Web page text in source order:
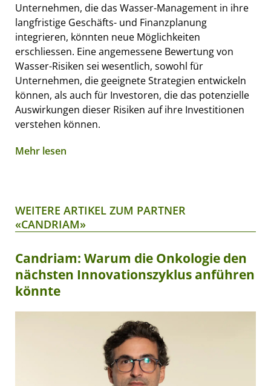
Unternehmen, die das Wasser-Management in ihre
langfristige Geschäfts- und Finanzplanung
integrieren, könnten neue Möglichkeiten
erschliessen. Eine angemessene Bewertung von
Wasser-Risiken sei wesentlich, sowohl für
Unternehmen, die geeignete Strategien entwickeln
können, als auch für Investoren, die das potenzielle
Auswirkungen dieser Risiken auf ihre Investitionen
verstehen können.
Mehr lesen
WEITERE ARTIKEL ZUM PARTNER
«CANDRIAM»
Candriam: Warum die Onkologie den
nächsten Innovationszyklus anführen
könnte